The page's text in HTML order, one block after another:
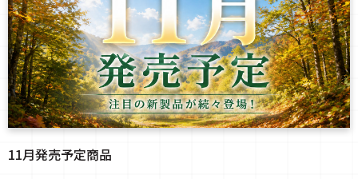
11月発売予定商品